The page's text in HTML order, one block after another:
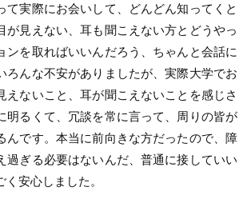
て実際にお会いして、どんどん知ってくと
が見えない、耳も聞こえない方とどうやっ
ンを取ればいいんだろう、ちゃんと会話に
ろんな不安がありましたが、実際大学でお
えないこと、耳が聞こえないことを感じさ
明るくて、冗談を常に言って、周りの皆が
んです。本当に前向きな方だったので、障
過ぎる必要はないんだ、普通に接していい
安心しました。